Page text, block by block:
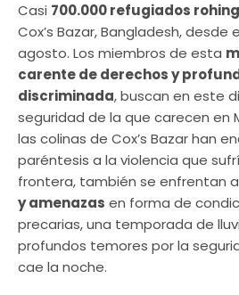
Casi 700.000 refugiados
Cox’s Bazar, Bangladesh, desde
agosto. Los miembros de esta
carente de derechos y
discriminada, buscan en este
seguridad de la que carecen en
las colinas de Cox’s Bazar han
paréntesis a la violencia que
frontera, también se enfrentan
y amenazas en forma de
precarias, una temporada de
profundos temores por la
cae la noche.